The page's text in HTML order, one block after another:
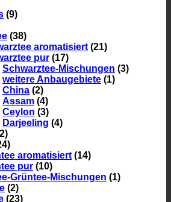
(9)
(38)
aromatisiert (21)
pur (17)
Schwarztee-Mischungen (3)
weitere Anbaugebiete (1)
China (2)
Assam (4)
Ceylon (3)
Darjeeling (4)
aromatisiert (14)
pur (10)
Grüntee-Mischungen (1)
(2)
(23)